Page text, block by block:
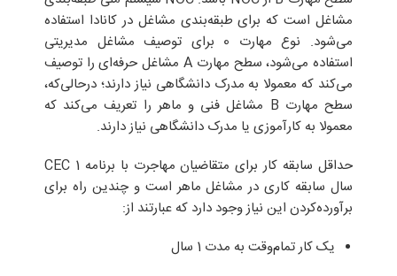
مشاغل است که برای طبقه‌بندی مشاغل در کانادا استفاده
می‌شود. نوع مهارت 0 برای توصیف مشاغل مدیریتی
استفاده می‌شود، سطح مهارت A مشاغل حرفه‌ای را توصیف
می‌کند که معمولا به مدرک دانشگاهی نیاز دارند؛ درحالی‌که،
سطح مهارت B مشاغل فنی و ماهر را تعریف می‌کند که
معمولا به کارآموزی یا مدرک دانشگاهی نیاز دارند.
حداقل سابقه کار برای متقاضیان مهاجرت با برنامه CEC 1
سال سابقه کاری در مشاغل ماهر است و چندین راه برای
برآورده‌کردن این نیاز وجود دارد که عبارتند از:
یک کار تمام‌وقت به مدت 1 سال